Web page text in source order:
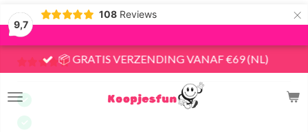
9,7
108 Reviews ×
📦 GRATIS VERZENDING VANAF €69 (NL)